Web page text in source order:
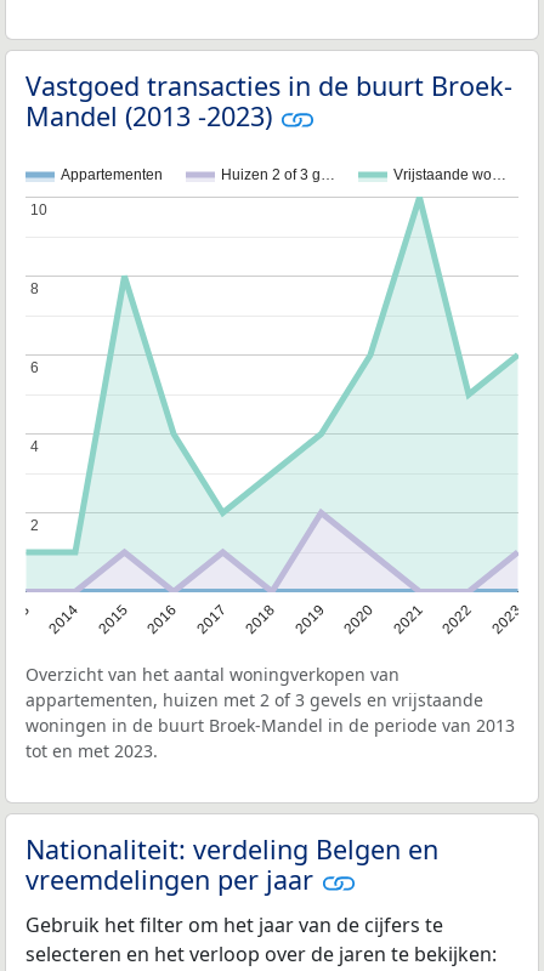
Vastgoed transacties in de buurt Broek-
Mandel (2013 -2023)
Appartementen Huizen 2 of 3 g… Vrijstaande wo…
2014 2015 2016 2017 2018 2019 2020 2021 2022 2023
2
2
4
4
6
6
8
8
10
10
Overzicht van het aantal woningverkopen van
appartementen, huizen met 2 of 3 gevels en vrijstaande
woningen in de buurt Broek-Mandel in de periode van 2013
tot en met 2023.
Nationaliteit: verdeling Belgen en
vreemdelingen per jaar
Gebruik het filter om het jaar van de cijfers te
selecteren en het verloop over de jaren te bekijken: